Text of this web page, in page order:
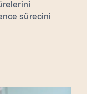
sürecini